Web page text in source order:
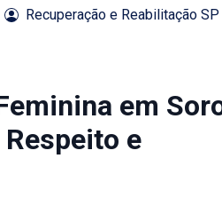
Recuperação e Reabilitação SP
em
e